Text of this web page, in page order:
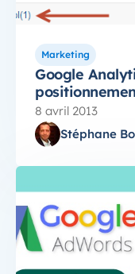
Marketing
Google
8 avril 2013
Stéphane